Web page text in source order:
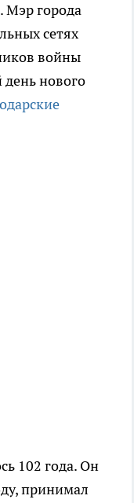
Мэр города
сетях
войны
нового
102 года. Он
принимал